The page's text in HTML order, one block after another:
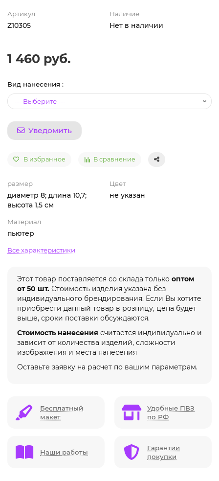
Артикул
Z10305
Наличие
Нет в наличии
1 460 руб.
Вид нанесения :
Уведомить
В избранное В сравнение
размер
диаметр 8; длина 10,7;
высота 1,5 см
Цвет
не указан
Материал
пьютер
Все характеристики
Этот товар поставляется со склада только оптом
от 50 шт. Стоимость изделия указана без
индивидуального брендирования. Если Вы хотите
приобрести данный товар в розницу, цена будет
выше, сроки поставки обсуждаются.
Стоимость нанесения считается индивидуально и
зависит от количества изделий, сложности
изображения и места нанесения
Оставьте заявку на расчет по вашим параметрам.
Бесплатный
макет
Удобные ПВЗ
по РФ
Наши работы
Гарантии
покупки